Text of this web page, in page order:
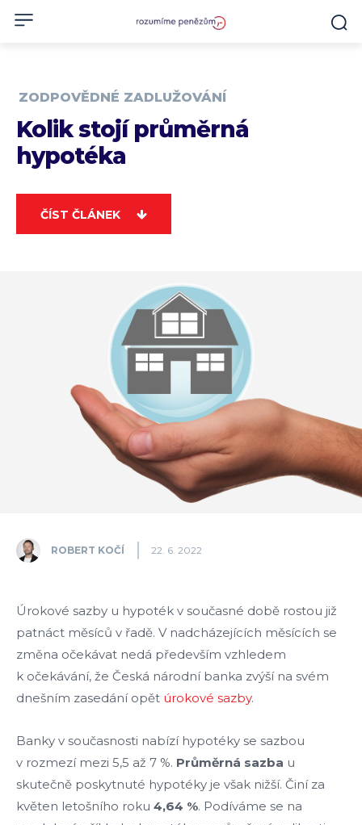
ZODPOVĚDNÉ ZADLUŽOVÁNÍ
Kolik stojí průměrná
hypotéka
ČÍST ČLÁNEK
ROBERT KOČÍ 22. 6. 2022
Úrokové sazby u hypoték v současné době rostou již
patnáct měsíců v řadě. V nadcházejících měsících se
změna očekávat nedá především vzhledem
k očekávání, že Česká národní banka zvýší na svém
dnešním zasedání opět úrokové sazby.
Banky v současnosti nabízí hypotéky se sazbou
v rozmezí mezi 5,5 až 7 %. Průměrná sazba u
skutečně poskytnuté hypotéky je však nižší. Činí za
květen letošního roku 4,64 %. Podíváme se na